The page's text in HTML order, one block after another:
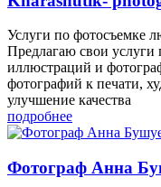
Услуги по фотосъемке
Предлагаю свои услуги
иллюстраций и
фотографий к печати,
улучшение качества
подробнее
Фотограф Анна